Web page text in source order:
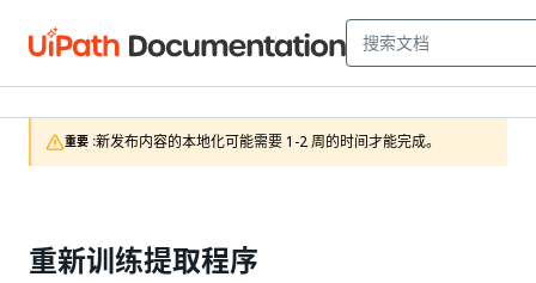
重要 :新发布内容的本地化可能需要 1-2 周的时间才能完成。
重新训练提取程序